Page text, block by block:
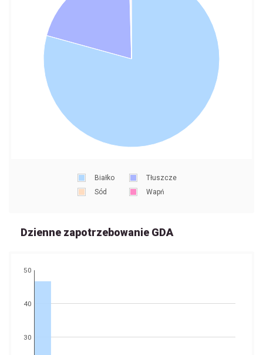
Białko
Tłuszcze
Sód
Wapń
Dzienne zapotrzebowanie GDA
30
40
50